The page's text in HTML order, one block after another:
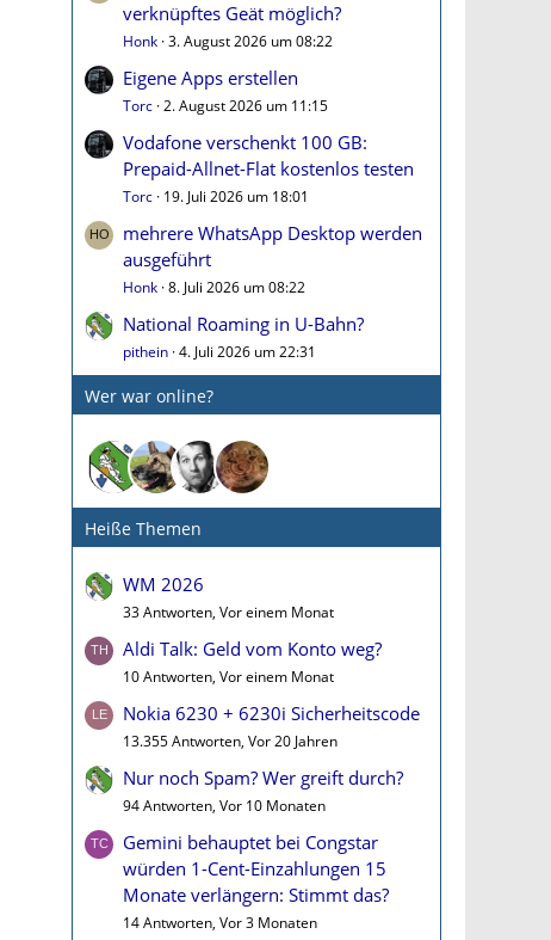
verknüpftes Geät möglich?
Honk 3. August 2026 um 08:22
Eigene Apps erstellen
Torc 2. August 2026 um 11:15
Vodafone verschenkt 100 GB:
Prepaid-Allnet-Flat kostenlos testen
Torc 19. Juli 2026 um 18:01
mehrere WhatsApp Desktop werden
ausgeführt
Honk 8. Juli 2026 um 08:22
National Roaming in U-Bahn?
pithein 4. Juli 2026 um 22:31
Wer war online?
Heiße Themen
WM 2026
33 Antworten, Vor einem Monat
Aldi Talk: Geld vom Konto weg?
10 Antworten, Vor einem Monat
Nokia 6230 + 6230i Sicherheitscode
13.355 Antworten, Vor 20 Jahren
Nur noch Spam? Wer greift durch?
94 Antworten, Vor 10 Monaten
Gemini behauptet bei Congstar
würden 1-Cent-Einzahlungen 15
Monate verlängern: Stimmt das?
14 Antworten, Vor 3 Monaten